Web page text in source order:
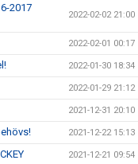
2017
2022-02-02 21:00
2022-02-01 00:17
2022-01-30 18:34
2022-01-29 21:12
2021-12-31 20:10
2021-12-22 15:13
2021-12-21 09:54